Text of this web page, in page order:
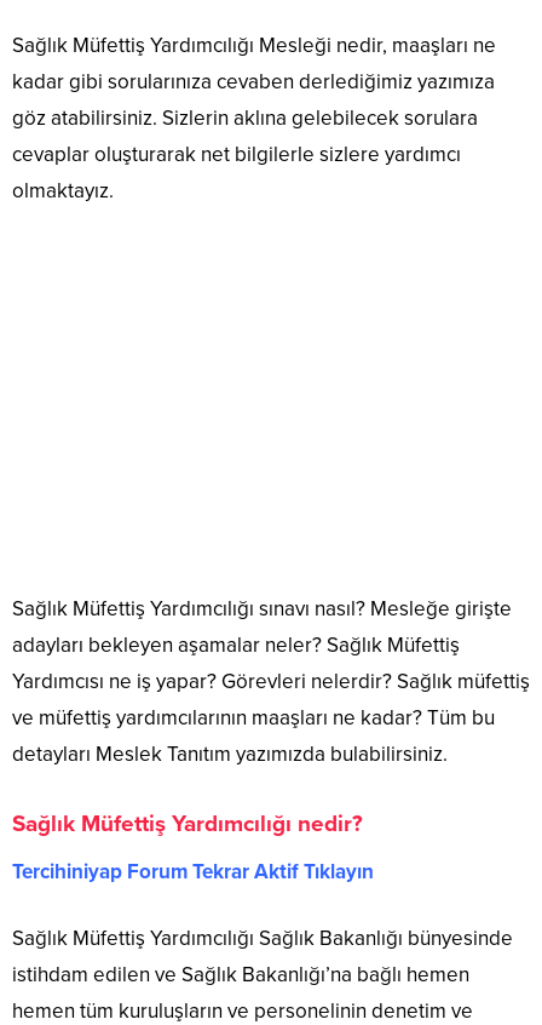
Sağlık Müfettiş Yardımcılığı Mesleği nedir, maaşları ne
kadar gibi sorularınıza cevaben derlediğimiz yazımıza
göz atabilirsiniz. Sizlerin aklına gelebilecek sorulara
cevaplar oluşturarak net bilgilerle sizlere yardımcı
olmaktayız.
Sağlık Müfettiş Yardımcılığı sınavı nasıl? Mesleğe girişte
adayları bekleyen aşamalar neler? Sağlık Müfettiş
Yardımcısı ne iş yapar? Görevleri nelerdir? Sağlık müfettiş
ve müfettiş yardımcılarının maaşları ne kadar? Tüm bu
detayları Meslek Tanıtım yazımızda bulabilirsiniz.
Sağlık Müfettiş Yardımcılığı nedir?
Tercihiniyap Forum Tekrar Aktif Tıklayın
Sağlık Müfettiş Yardımcılığı Sağlık Bakanlığı bünyesinde
istihdam edilen ve Sağlık Bakanlığı’na bağlı hemen
hemen tüm kuruluşların ve personelinin denetim ve